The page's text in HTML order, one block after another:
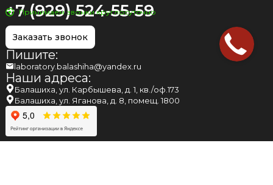
+7 (929) 524-55-59
Принимаем звонки круглосуточно
Заказать звонок
Пишите:
laboratory.balashiha@yandex.ru
Наши адреса:
Балашиха, ул. Карбышева, д. 1, кв./оф.173
Балашиха, ул. Яганова, д. 8, помещ. 1800